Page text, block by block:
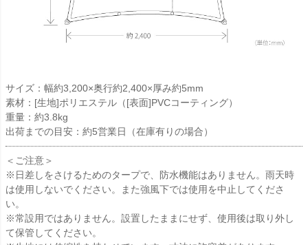
サイズ：幅約3,200×奥行約2,400×厚み約5mm
素材：[生地]ポリエステル（[表面]PVCコーティング）
重量：約3.8kg
出荷までの目安：約5営業日（在庫有りの場合）
＜ご注意＞
※日差しをさけるためのタープで、防水機能はありません。雨天時
は使用しないでください。また強風下では使用を中止してくださ
い。
※常設用ではありません。設置したままにせず、使用後は取り外し
て保管してください。